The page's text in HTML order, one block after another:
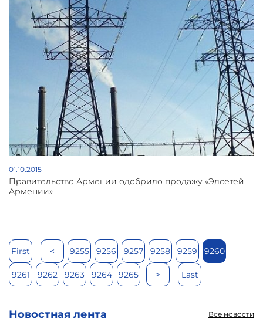
01.10.2015
Правительство Армении одобрило продажу «Элсетей
Армении»
First < 9255 9256 9257 9258 9259 9260
9261 9262 9263 9264 9265 > Last
Новостная лента Все новости